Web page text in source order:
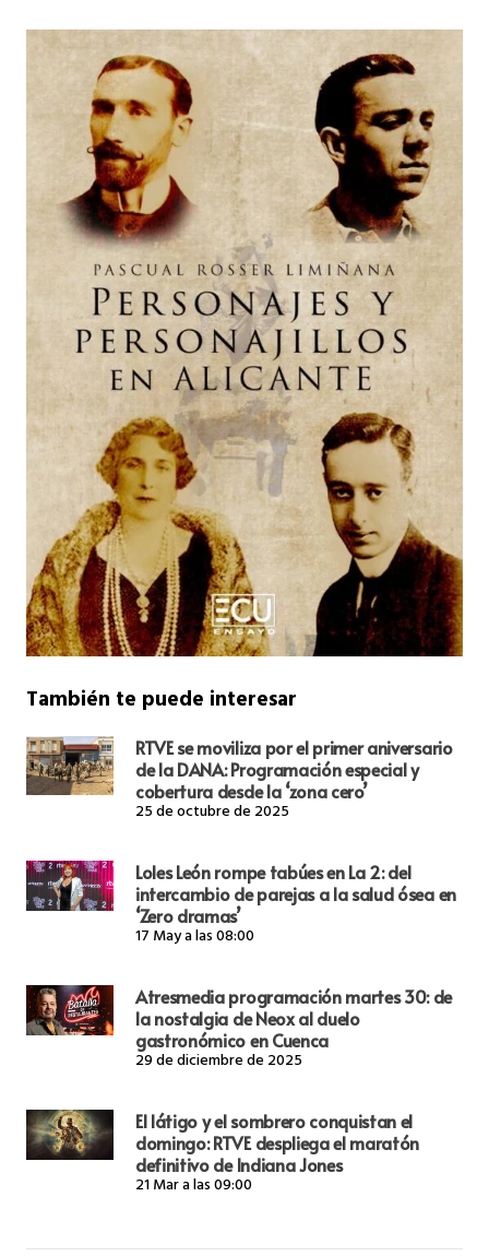
También te puede interesar
RTVE se moviliza por el primer aniversario
de la DANA: Programación especial y
cobertura desde la ‘zona cero’
25 de octubre de 2025
Loles León rompe tabúes en La 2: del
intercambio de parejas a la salud ósea en
‘Zero dramas’
17 May a las 08:00
Atresmedia programación martes 30: de
la nostalgia de Neox al duelo
gastronómico en Cuenca
29 de diciembre de 2025
El látigo y el sombrero conquistan el
domingo: RTVE despliega el maratón
definitivo de Indiana Jones
21 Mar a las 09:00